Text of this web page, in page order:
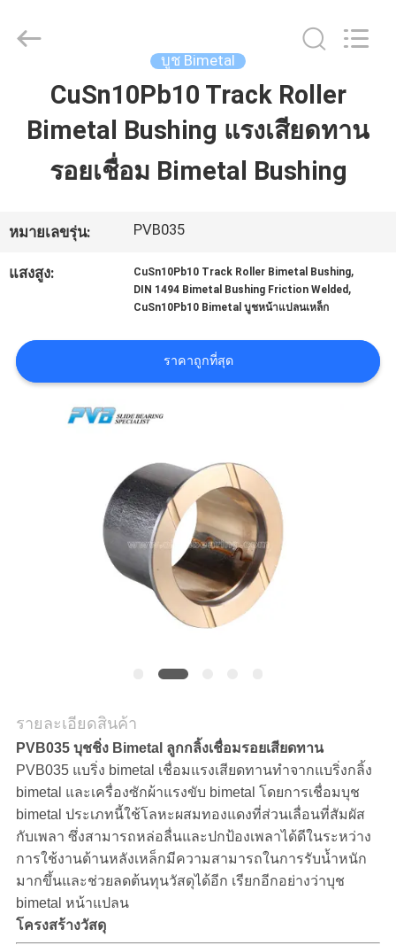
สินค้า
วิดีโอ
VR
คุณภาพ
ติดต่อ
เรา
ข่าว
2026
Reserved.
บูช Bimetal
CuSn10Pb10 Track Roller
Bimetal Bushing แรงเสียดทาน
รอยเชื่อม Bimetal Bushing
หมายเลขรุ่น: PVB035
แสงสูง: CuSn10Pb10 Track Roller Bimetal Bushing,
DIN 1494 Bimetal Bushing Friction Welded ,
CuSn10Pb10 Bimetal บูชหน้าแปลนเหล็ก
ราคาถูกที่สุด
รายละเอียดสินค้า
PVB035 บุชชิ่ง Bimetal ลูกกลิ้งเชื่อมรอยเสียดทาน
PVB035 แบริ่ง bimetal เชื่อมแรงเสียดทานทำจากแบริ่งกลิ้ง
bimetal และเครื่องซักผ้าแรงขับ bimetal โดยการเชื่อมบุช
bimetal ประเภทนี้ใช้โลหะผสมทองแดงที่ส่วนเลื่อนที่สัมผัส
กับเพลา ซึ่งสามารถหล่อลื่นและปกป้องเพลาได้ดีในระหว่าง
การใช้งานด้านหลังเหล็กมีความสามารถในการรับน้ำหนัก
มากขึ้นและช่วยลดต้นทุนวัสดุได้อีก เรียกอีกอย่างว่าบุช
bimetal หน้าแปลน
โครงสร้างวัสดุ